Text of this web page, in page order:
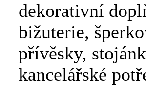
dekorativní
bižuterie,
přívěsky,
kancelářské